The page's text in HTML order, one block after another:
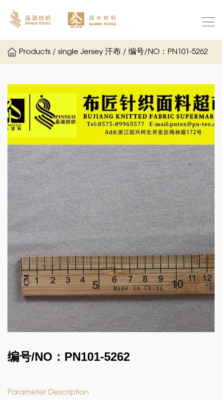
Products / single Jersey 汗布 / 编号/NO：PN101-5262
编号/NO：PN101-5262
Parameter Description